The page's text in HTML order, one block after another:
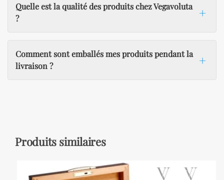
Quelle est la qualité des produits chez Vegavoluta
?
Comment sont emballés mes produits pendant la
livraison ?
Produits similaires
-9%